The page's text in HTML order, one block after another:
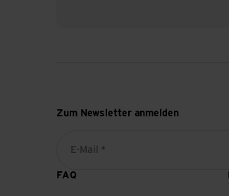
Zum Newsletter anmelden
E-Mail *
FAQ